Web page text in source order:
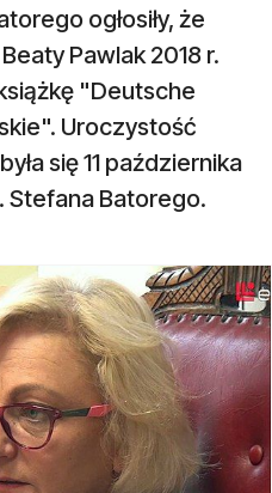
ogłosiły, że
Pawlak 2018 r.
"Deutsche
Uroczystość
się 11 października
Stefana Batorego.